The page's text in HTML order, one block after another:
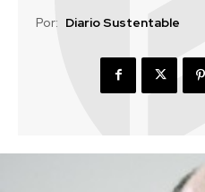
Por: Diario Sustentable